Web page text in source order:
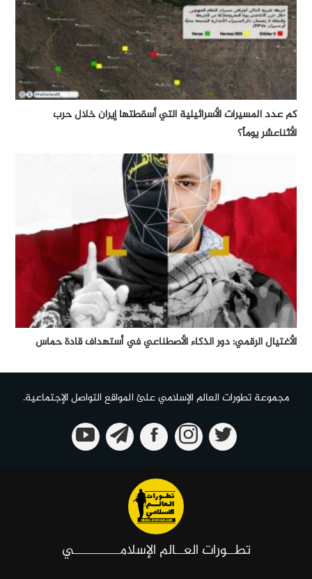
كم عدد المسيرات الأسرائيلية التي أسقطتها إيران خلال حرب
الأثناعشر يوماً؟
الأغتيال الرقمي: دور الذكاء الأصطناعي في أستهداف قادة حماس
مجموعة تطورات العالم الإسلامي علئ المواقع التواصل الإجتماعية.
تطــورات العــالم الإسلامـــــــــــي